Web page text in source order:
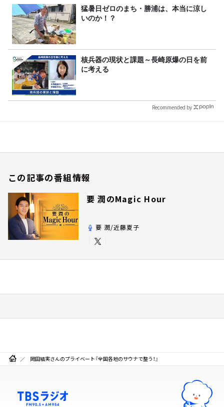
猛暑日ゼロのまち・勝浦は、本当に涼し
いのか！？
核兵器の現状と課題～長崎原爆の日を前
に考える
Recommended by
この記事の番組情報
要 潤のMagic Hour
要 潤/近藤夏子
岡田結実さんのプライベート『全国各地のサウナで整う！』